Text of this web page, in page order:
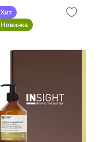
Хит
Новинка